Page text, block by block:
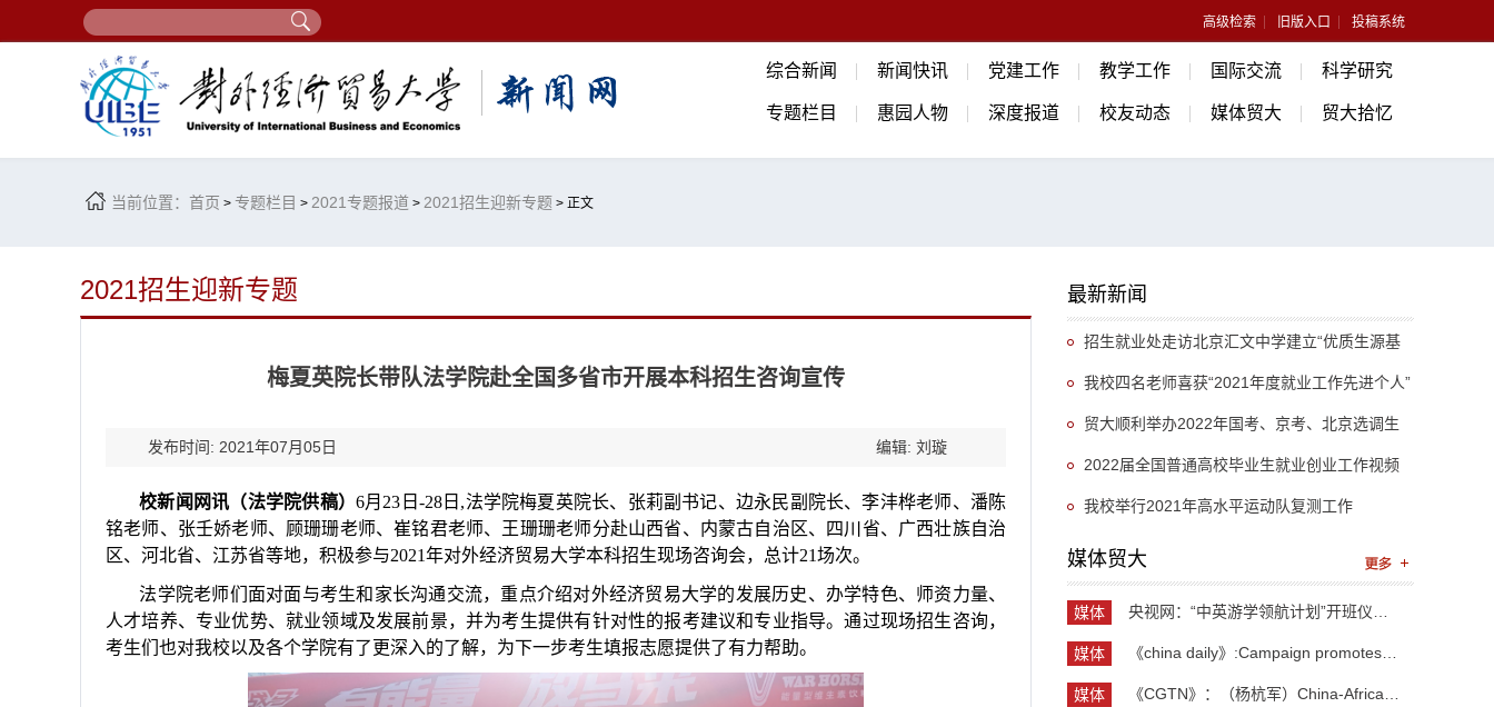
高级检索 旧版入口 投稿系统
综合新闻 新闻快讯 党建工作 教学工作 国际交流 科学研究
专题栏目 惠园人物 深度报道 校友动态 媒体贸大 贸大拾忆
当前位置： 首页 > 专题栏目 > 2021专题报道 > 2021招生迎新专题 > 正文
2021招生迎新专题
梅夏英院长带队法学院赴全国多省市开展本科招生咨询宣传
发布时间: 2021年07月05日 编辑: 刘璇
校新闻网讯（法学院供稿） 6月23日-28日,法学院梅夏英院长、张莉副书记、边永民副院长、李沣桦老师、潘陈
铭老师、张壬娇老师、顾珊珊老师、崔铭君老师、王珊珊老师分赴山西省、内蒙古自治区、四川省、广西壮族自治
区、河北省、江苏省等地，积极参与2021年对外经济贸易大学本科招生现场咨询会，总计21场次。
法学院老师们面对面与考生和家长沟通交流，重点介绍对外经济贸易大学的发展历史、办学特色、师资力量、
人才培养、专业优势、就业领域及发展前景，并为考生提供有针对性的报考建议和专业指导。通过现场招生咨询，
考生们也对我校以及各个学院有了更深入的了解，为下一步考生填报志愿提供了有力帮助。
最新新闻
招生就业处走访北京汇文中学建立“优质生源基
地”我校四名老师喜获“2021年度就业工作先进个人”
称号贸大顺利举办2022年国考、京考、北京选调生
考试2022届全国普通高校毕业生就业创业工作视频
会议召开 我校设立分会场
我校举行2021年高水平运动队复测工作
媒体贸大
媒体
媒体
媒体